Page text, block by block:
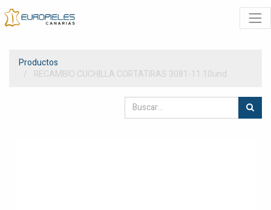
Productos
RECAMBIO CUCHILLA CORTATIRAS 3081-11 10und